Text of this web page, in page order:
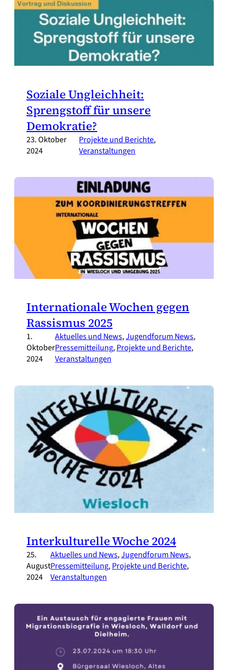
Soziale Ungleichheit:
Sprengstoff für unsere
Demokratie?
23. Oktober
2024
Projekte und Berichte
Veranstaltungen
Internationale Wochen gegen
Rassismus 2025
1.
Oktober
2024
Aktuelles und News, Jugendforum News
Pressemitteilung, Projekte und Berichte
Veranstaltungen
Interkulturelle Woche 2024
25.
August
2024
Aktuelles und News, Jugendforum News
Pressemitteilung, Projekte und Berichte
Veranstaltungen